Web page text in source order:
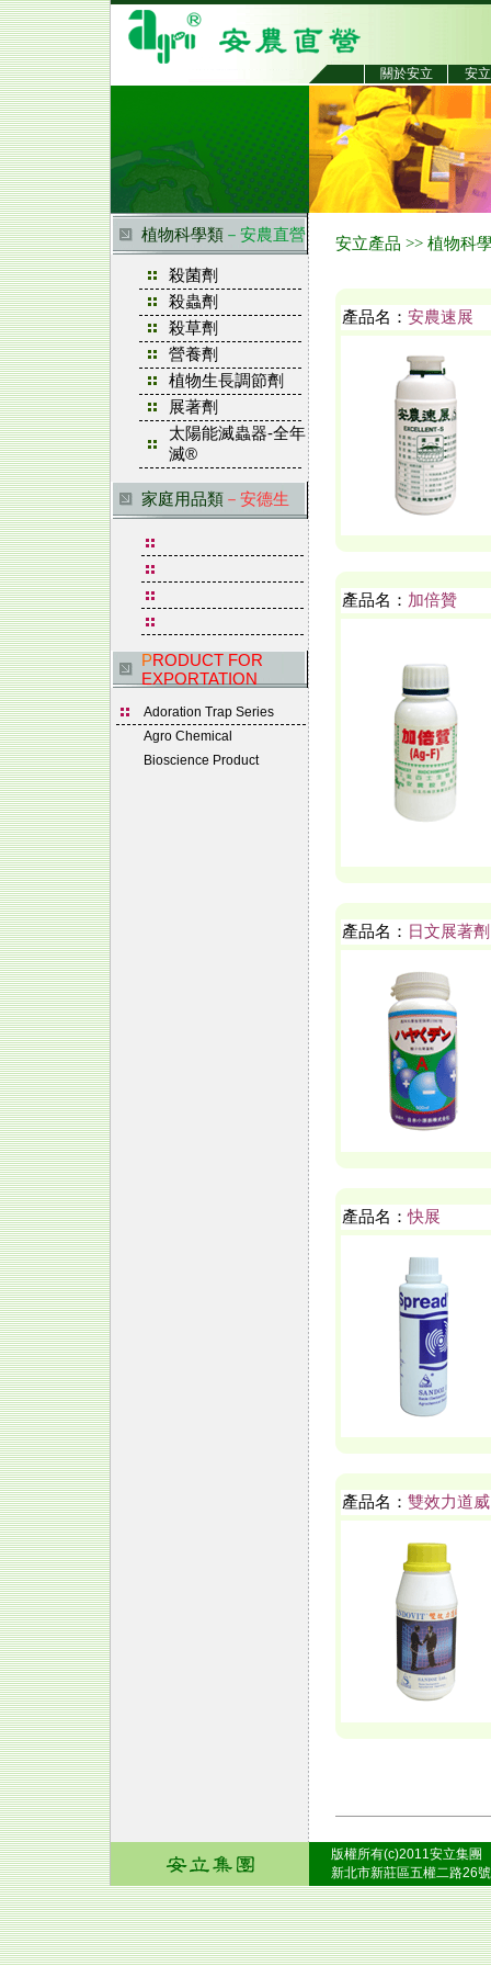
關於安立 安
植物科學類 －安農直營
殺菌劑
殺蟲劑
殺草劑
營養劑
植物生長調節劑
展著劑
太陽能滅蟲器-全年
滅®
家庭用品類 －安德生
PRODUCT FOR
EXPORTATION
Adoration Trap Series
Agro Chemical
Bioscience Product
安立產品 >> 植物科
產品名： 安農速展
產品名： 加倍贊
產品名： 日文展著劑
產品名：快展
產品名： 雙效力道威
版權所有(c)2011安立集團
新北市新莊區五權二路26